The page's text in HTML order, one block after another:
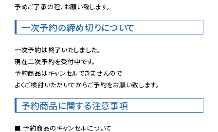
予めご了承の程、お願い致します。
一次予約の締め切りについて
一次予約は終了いたしました。
現在二次予約を受付中です。
予約商品はキャンセルできませんので
よくご検討いただいてからご予約をお願い致します。
予約商品に関する注意事項